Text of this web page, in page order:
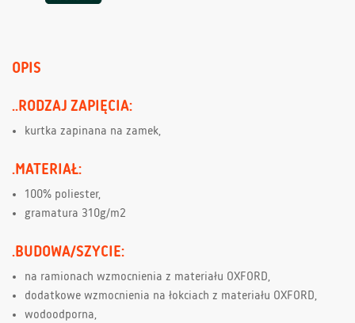
OPIS
..RODZAJ ZAPIĘCIA:
kurtka zapinana na zamek,
.MATERIAŁ:
100% poliester,
gramatura 310g/m2
.BUDOWA/SZYCIE:
na ramionach wzmocnienia z materiału OXFORD,
dodatkowe wzmocnienia na łokciach z materiału OXFORD,
wodoodporna,